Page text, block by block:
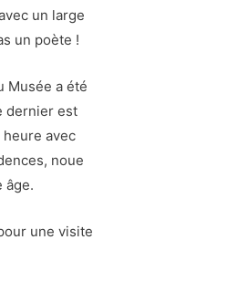
un large
un poète !
Musée a été
dernier est
heure avec
noue
âge.
une visite